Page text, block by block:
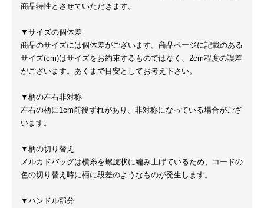
商品特性とさせていただきます。
▼サイズの個体差
商品のサイズには個体差がございます。商品ページに記載のある
サイズ(cm)はサイズをお約束するものではなく、2cm程度の誤差
がございます。あくまで目安としてお考え下さい。
▼柄の左右非対称
左右の柄に1cm前後ずれがあり、非対称になっている場合がござ
います。
▼柄の切り替え
メルカドバッグは横糸を螺旋状に編み上げているため、コードの
色の切り替え時に柄に段差のようなものが発生します。
▼ハンドル部分